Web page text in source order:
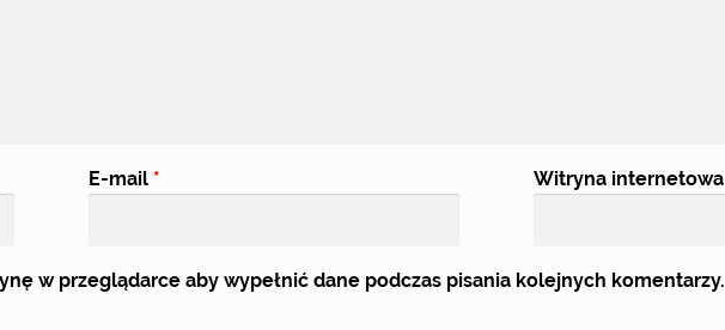
E-mail * Witryna internetowa
w przeglądarce aby wypełnić dane podczas pisania kolejnych komentarzy.